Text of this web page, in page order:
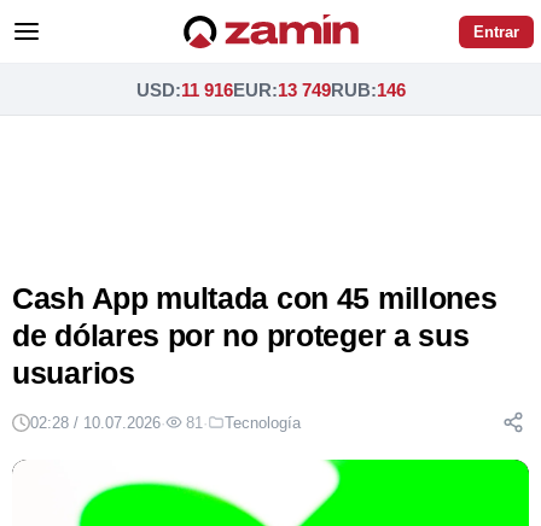
Entrar
USD:11 916EUR:13 749RUB:146
Cash App multada con 45 millones
de dólares por no proteger a sus
usuarios
02:28 / 10.07.2026· 81 · Tecnología